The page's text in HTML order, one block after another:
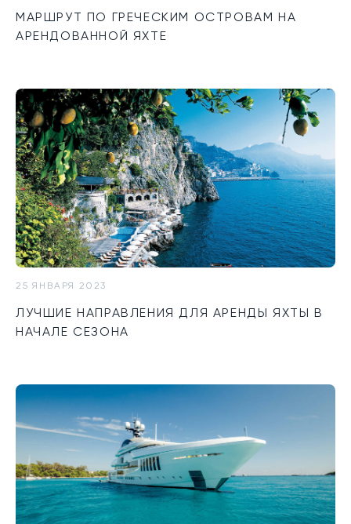
МАРШРУТ ПО ГРЕЧЕСКИМ ОСТРОВАМ НА
АРЕНДОВАННОЙ ЯХТЕ
25 ЯНВАРЯ 2023
ЛУЧШИЕ НАПРАВЛЕНИЯ ДЛЯ АРЕНДЫ ЯХТЫ В
НАЧАЛЕ СЕЗОНА